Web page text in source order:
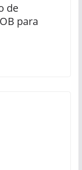
de
para